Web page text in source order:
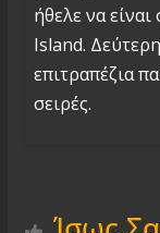
ήθελε να
Island.
επιτραπέζια
σειρές.